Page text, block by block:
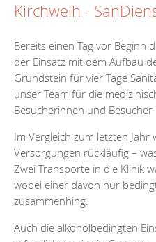
Kirchweih -
Bereits einen Tag vor Beginn
der Einsatz mit dem Aufbau
Grundstein für vier Tage
unser Team für die
Besucherinnen und Besucher
Im Vergleich zum letzten
Versorgungen rückläufig –
Zwei Transporte in die Klinik
wobei einer davon nur
zusammenhing.
Auch die alkoholbedingten